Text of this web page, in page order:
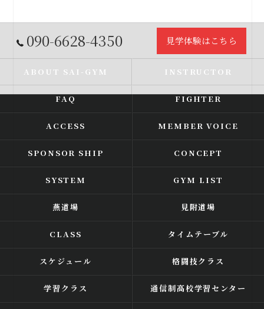
090-6628-4350 見学体験はこちら
ABOUT SAI-GYM INSTRUCTOR
FAQ FIGHTER
ACCESS MEMBER VOICE
SPONSOR SHIP CONCEPT
SYSTEM GYM LIST
燕道場 見附道場
CLASS タイムテーブル
スケジュール 格闘技クラス
学習クラス 通信制高校学習センター